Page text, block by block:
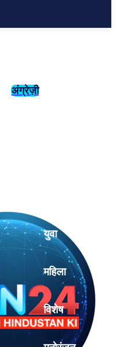
अंग्रेज़ी
युवा
महिला
विशेष